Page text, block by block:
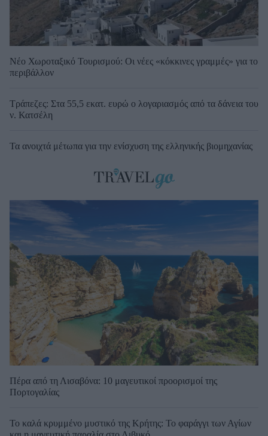
Νέο Χωροταξικό Τουρισμού: Οι νέες «κόκκινες γραμμές» για το
περιβάλλον
Τράπεζες: Στα 55,5 εκατ. ευρώ ο λογαριασμός από τα δάνεια του
ν. Κατσέλη
Τα ανοιχτά μέτωπα για την ενίσχυση της ελληνικής βιομηχανίας
Πέρα από τη Λισαβόνα: 10 μαγευτικοί προορισμοί της
Πορτογαλίας
Το καλά κρυμμένο μυστικό της Κρήτης: Το φαράγγι των Αγίων